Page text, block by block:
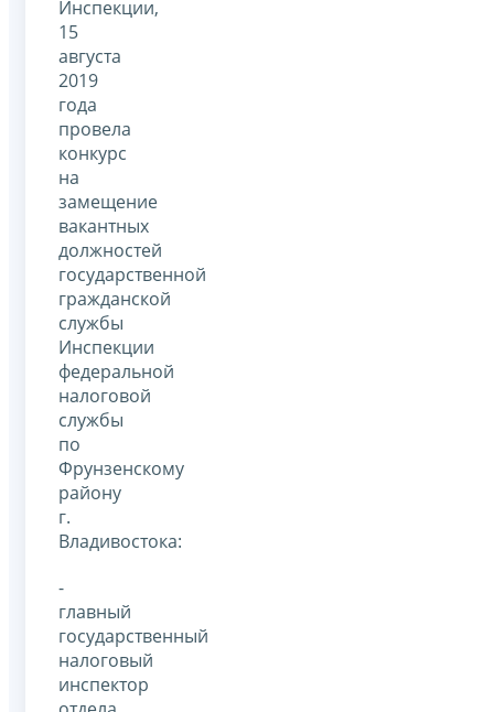
Инспекции,
15
августа
2019
года
провела
конкурс
на
замещение
вакантных
должностей
государственной
гражданской
службы
Инспекции
федеральной
налоговой
службы
по
Фрунзенскому
району
г.
Владивостока:
-
главный
государственный
налоговый
инспектор